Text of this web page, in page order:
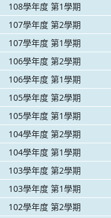
108學年度 第1學期
107學年度 第2學期
107學年度 第1學期
106學年度 第2學期
106學年度 第1學期
105學年度 第2學期
105學年度 第1學期
104學年度 第2學期
104學年度 第1學期
103學年度 第2學期
103學年度 第1學期
102學年度 第2學期